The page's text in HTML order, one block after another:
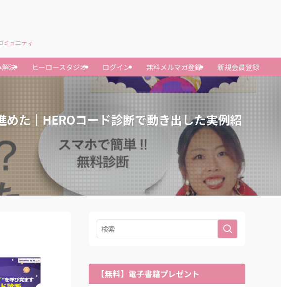
ミュニティ
解決 ヒーロースタジオ ログイン 無料メルマガ登録 新規会員登録
た｜HEROコード診断で動き出した実例紹
【無料】電子書籍プレゼント